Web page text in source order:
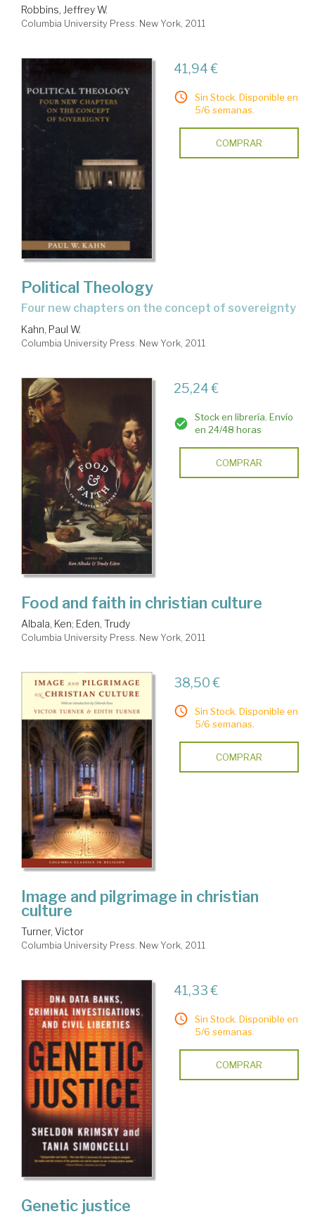
Robbins, Jeffrey W.
Columbia University Press. New York, 2011
41,94 €
Sin Stock. Disponible en
5/6 semanas.
COMPRAR
Political Theology
four new chapters on the concept of sovereignty
Kahn, Paul W.
Columbia University Press. New York, 2011
25,24 €
Stock en librería. Envío
en 24/48 horas
COMPRAR
Food and faith in christian culture
Albala, Ken; Eden, Trudy
Columbia University Press. New York, 2011
38,50 €
Sin Stock. Disponible en
5/6 semanas.
COMPRAR
Image and pilgrimage in christian
culture
Turner, Victor
Columbia University Press. New York, 2011
41,33 €
Sin Stock. Disponible en
5/6 semanas.
COMPRAR
Genetic justice